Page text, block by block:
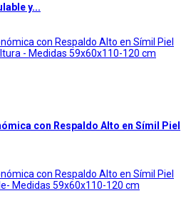
y...
con Respaldo Alto en Símil Piel